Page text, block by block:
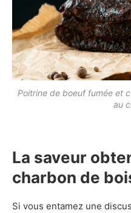
Poitrine de boeuf fumée et
au
La saveur
charbon de
Si vous entamez une